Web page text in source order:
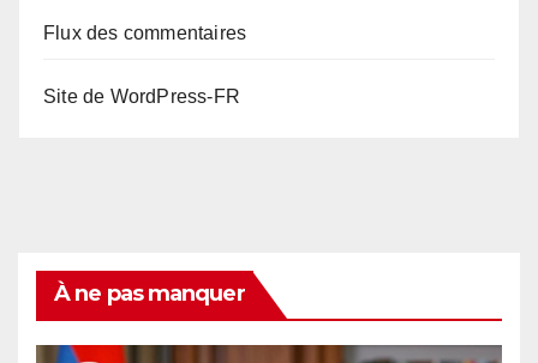
Flux des commentaires
Site de WordPress-FR
À ne pas manquer